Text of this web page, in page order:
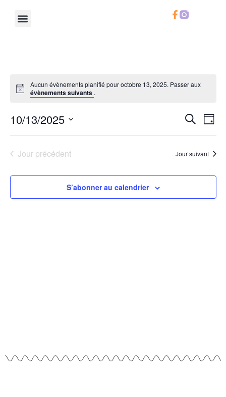
Aucun évènements planifié pour octobre 13, 2025. Passer aux
évènements suivants .
et
de
vues
Recherche
de
Jour
10/13/2025
une
Jour précédent Jour suivant
S’abonner au calendrier